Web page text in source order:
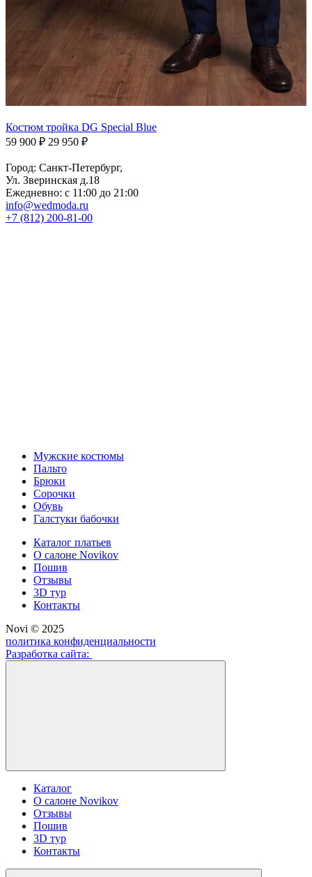
Костюм тройка DG Special Blue
59 900 ₽ 29 950 ₽
Город: Санкт-Петербург,
Ул. Зверинская д.18
Ежедневно: с 11:00 до 21:00
info@wedmoda.ru
+7 (812) 200-81-00
Мужские костюмы
Пальто
Брюки
Сорочки
Обувь
Галстуки бабочки
Каталог платьев
О салоне Novikov
Пошив
Отзывы
3D тур
Контакты
Novi © 2025
политика конфиденциальности
Разработка сайта:
Каталог
О салоне Novikov
Отзывы
Пошив
3D тур
Контакты